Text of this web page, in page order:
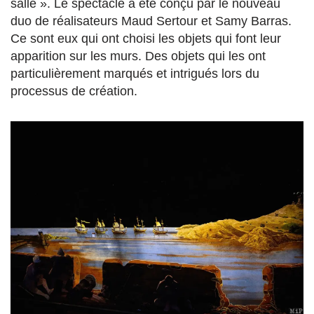
salle ». Le spectacle a été conçu par le nouveau
duo de réalisateurs Maud Sertour et Samy Barras.
Ce sont eux qui ont choisi les objets qui font leur
apparition sur les murs. Des objets qui les ont
particulièrement marqués et intrigués lors du
processus de création.